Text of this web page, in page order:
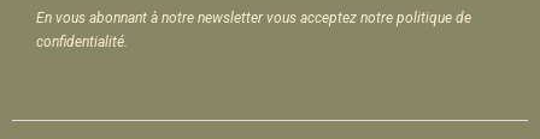
En vous abonnant à notre newsletter vous acceptez notre politique de
confidentialité.